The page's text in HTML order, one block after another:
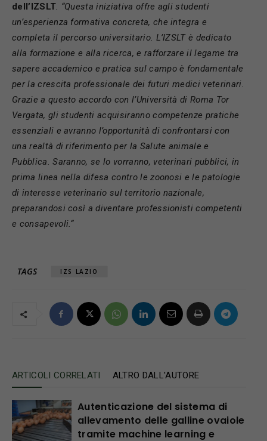
dell’IZSLT. “Questa iniziativa offre agli studenti
un’esperienza formativa concreta, che integra e
completa il percorso universitario. L’IZSLT è dedicato
alla formazione e alla ricerca, e rafforzare il legame tra
sapere accademico e pratica sul campo è fondamentale
per la crescita professionale dei futuri medici veterinari.
Grazie a questo accordo con l’Università di Roma Tor
Vergata, gli studenti acquisiranno competenze pratiche
essenziali e avranno l’opportunità di confrontarsi con
una realtà di riferimento per la Salute animale e
Pubblica. Saranno, se lo vorranno, veterinari pubblici, in
prima linea nella difesa contro le zoonosi e le patologie
di interesse veterinario sul territorio nazionale,
preparandosi così a diventare professionisti competenti
e consapevoli.“
TAGS IZS LAZIO
ARTICOLI CORRELATI ALTRO DALL'AUTORE
Autenticazione del sistema di
allevamento delle galline ovaiole
tramite machine learning e